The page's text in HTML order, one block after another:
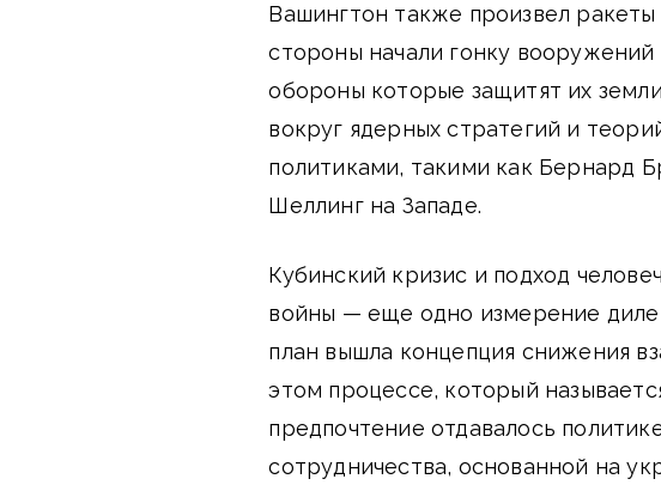
Вашингтон также произвел
стороны начали гонку
обороны которые защитят их
вокруг ядерных стратегий и
политиками, такими как Бернард
Шеллинг на Западе.
Кубинский кризис и подход
войны — еще одно измерение
план вышла концепция снижения
этом процессе, который
предпочтение отдавалось
сотрудничества, основанной на